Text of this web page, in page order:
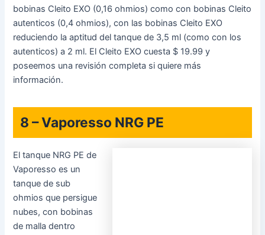
Adquirir Vaporesso NRG PE
El tanque NRG PE de
Vaporesso es un
tanque de sub
ohmios que persigue
nubes, con bobinas
de malla dentro como estándar y compatibilidad con toda
enormes agujeros de fluído de aire con apariencia de
ranura en la parte de abajo que son especiales para un
enorme fluído de aire abierto. Tiene un sistema de llenado
superior deslizante para hacer más simple la recarga con y
también-juice. El tanque viene con una bobina de malla
GT4 de 0,15 ohmios, que proporciona un desempeño
increíble de hasta 75 W, tal como una bobina GT Ccell para
potencias más bajas. Puedes hallar el tanque por $ 23,90.